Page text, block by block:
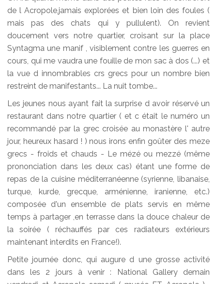
de l Acropole,jamais explorées et bien loin des foules (
mais pas des chats qui y pullulent). On revient
doucement vers notre quartier, croisant sur la place
Syntagma une manif , visiblement contre les guerres en
cours, qui me vaudra une fouille de mon sac à dos (...) et
la vue d innombrables crs grecs pour un nombre bien
restreint de manifestants... La nuit tombe...
Les jeunes nous ayant fait la surprise d avoir réservé un
restaurant dans notre quartier ( et c était le numéro un
recommandé par la grec croisée au monastère l' autre
jour, heureux hasard ! ) nous irons enfin goûter des meze
grecs - froids et chauds - Le mézé ou mezzé (même
prononciation dans les deux cas) étant une forme de
repas de la cuisine méditerranéenne (syrienne, libanaise,
turque, kurde, grecque, arménienne, iranienne, etc.)
composée d'un ensemble de plats servis en même
temps à partager ,en terrasse dans la douce chaleur de
la soirée ( réchauffés par ces radiateurs extérieurs
maintenant interdits en France!).
Petite journée donc, qui augure d une grosse activité
dans les 2 jours à venir : National Gallery demain